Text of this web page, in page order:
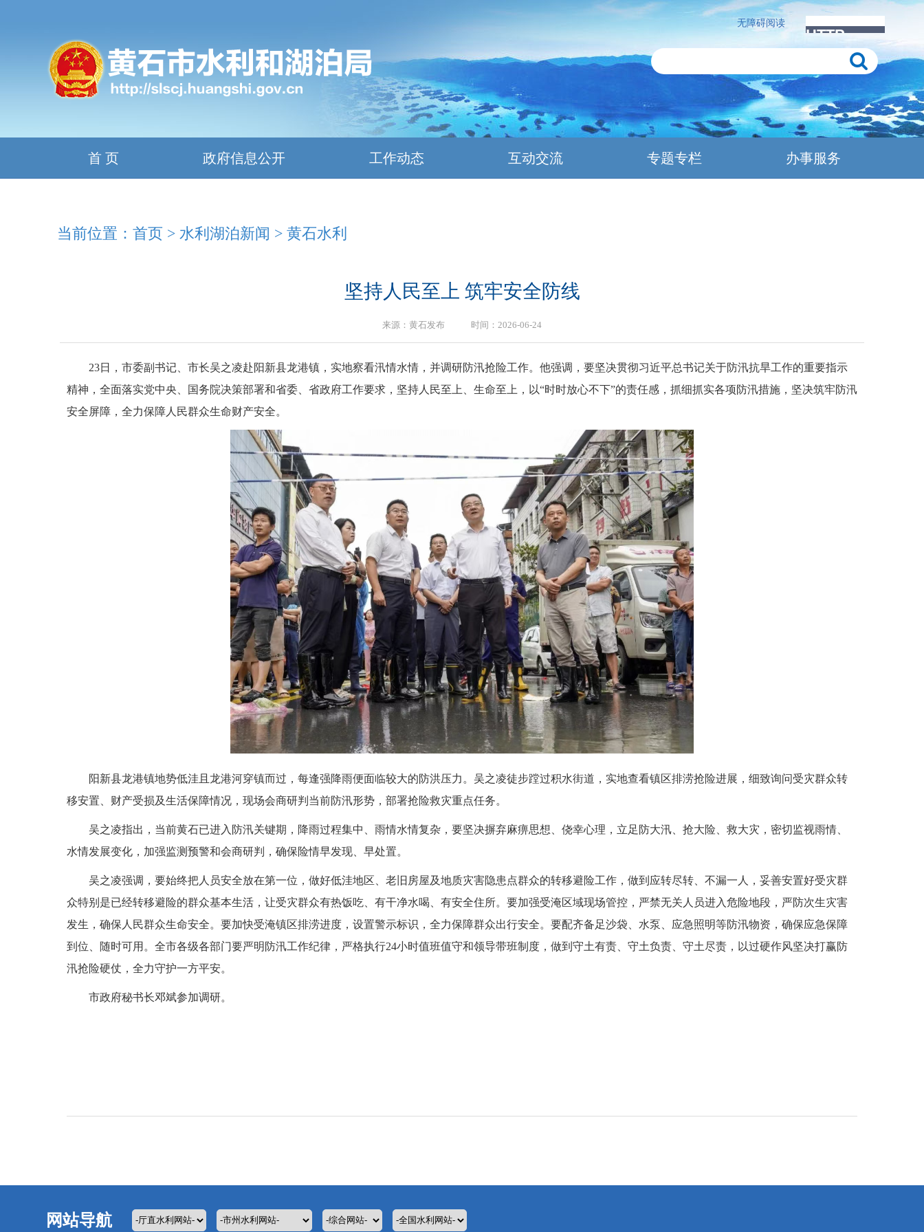
无障碍阅读
首 页 政府信息公开 工作动态 互动交流 专题专栏 办事服务
当前位置： 首页 > 水利湖泊新闻 > 黄石水利
坚持人民至上 筑牢安全防线
来源：黄石发布 时间：2026-06-24
23日，市委副书记、市长吴之凌赴阳新县龙港镇，实地察看汛情水情，并调研防汛抢险工作。他强调，要坚决贯彻习近平总书记关于防汛抗旱工作的重要指示
精神，全面落实党中央、国务院决策部署和省委、省政府工作要求，坚持人民至上、生命至上，以“时时放心不下”的责任感，抓细抓实各项防汛措施，坚决筑牢防汛
安全屏障，全力保障人民群众生命财产安全。
阳新县龙港镇地势低洼且龙港河穿镇而过，每逢强降雨便面临较大的防洪压力。吴之凌徒步蹚过积水街道，实地查看镇区排涝抢险进展，细致询问受灾群众转
移安置、财产受损及生活保障情况，现场会商研判当前防汛形势，部署抢险救灾重点任务。
吴之凌指出，当前黄石已进入防汛关键期，降雨过程集中、雨情水情复杂，要坚决摒弃麻痹思想、侥幸心理，立足防大汛、抢大险、救大灾，密切监视雨情、
水情发展变化，加强监测预警和会商研判，确保险情早发现、早处置。
吴之凌强调，要始终把人员安全放在第一位，做好低洼地区、老旧房屋及地质灾害隐患点群众的转移避险工作，做到应转尽转、不漏一人，妥善安置好受灾群
众特别是已经转移避险的群众基本生活，让受灾群众有热饭吃、有干净水喝、有安全住所。要加强受淹区域现场管控，严禁无关人员进入危险地段，严防次生灾害
发生，确保人民群众生命安全。要加快受淹镇区排涝进度，设置警示标识，全力保障群众出行安全。要配齐备足沙袋、水泵、应急照明等防汛物资，确保应急保障
到位、随时可用。全市各级各部门要严明防汛工作纪律，严格执行24小时值班值守和领导带班制度，做到守土有责、守土负责、守土尽责，以过硬作风坚决打赢防
汛抢险硬仗，全力守护一方平安。
市政府秘书长邓斌参加调研。
网站导航